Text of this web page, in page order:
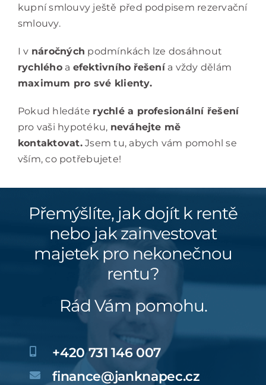
kupní smlouvy ještě před podpisem rezervační
smlouvy.
I v náročných podmínkách lze dosáhnout
rychléhoa efektivního řešenía vždy dělám
maximum pro své klienty.
Pokud hledáte rychlé a profesionální řešení
pro vaši hypotéku, neváhejte mě
kontaktovat.Jsem tu, abych vám pomohl se
vším, co potřebujete!
Přemýšlíte, jak dojít k rentě
nebo jak zainvestovat
majetek pro nekonečnou
rentu?
Rád Vám pomohu.
+420 731 146 007
finance@janknapec.cz